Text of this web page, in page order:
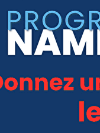
Exporter les lignes
Exporter toutes les
Exporter
?>